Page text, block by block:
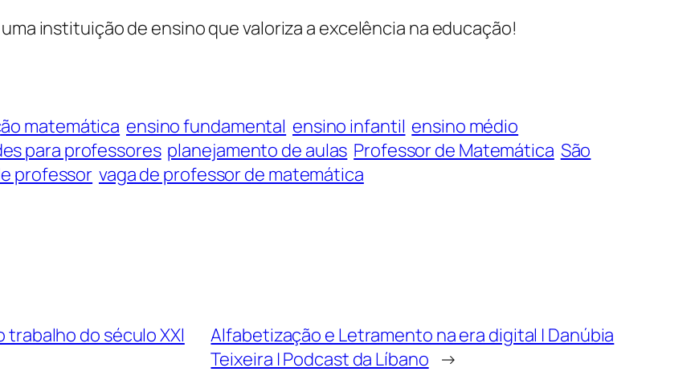
instituição de ensino que valoriza a excelência na educação!
matemática ensino fundamental ensino infantil ensino médio
para professores planejamento de aulas Professor de Matemática São
professor vaga de professor de matemática
trabalho do século XXl
Alfabetização e Letramento na era digital | Danúbia
Teixeira | Podcast da Líbano →